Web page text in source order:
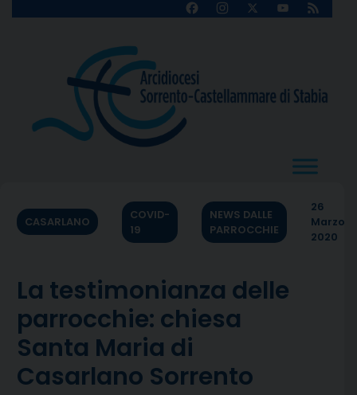
FacebookInstagram
X
YouTube
Feed
CASARLANO
COVID-
19
NEWS DALLE
PARROCCHIE
26
Marzo
2020
La testimonianza delle
parrocchie: chiesa
Santa Maria di
Casarlano Sorrento